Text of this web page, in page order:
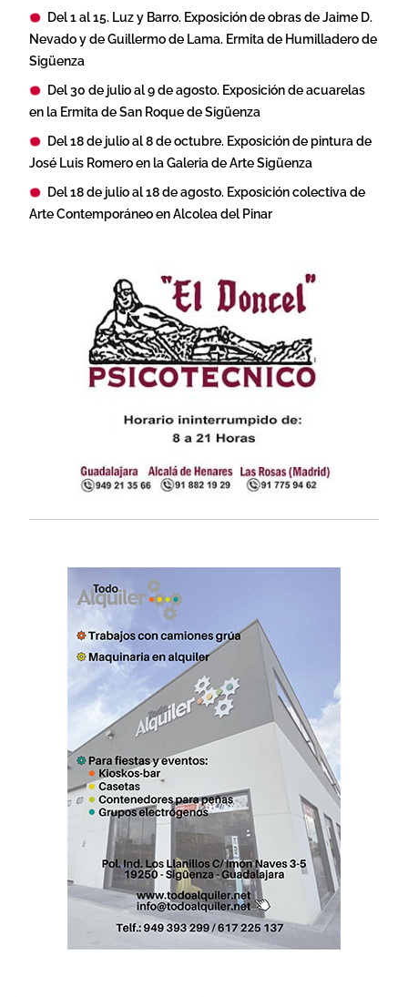
Del 1 al 15. Luz y Barro. Exposición de obras de Jaime D.
Nevado y de Guillermo de Lama. Ermita de Humilladero de
Sigüenza
Del 30 de julio al 9 de agosto. Exposición de acuarelas
en la Ermita de San Roque de Sigüenza
Del 18 de julio al 8 de octubre. Exposición de pintura de
José Luis Romero en la Galeria de Arte Sigüenza
Del 18 de julio al 18 de agosto. Exposición colectiva de
Arte Contemporáneo en Alcolea del Pinar